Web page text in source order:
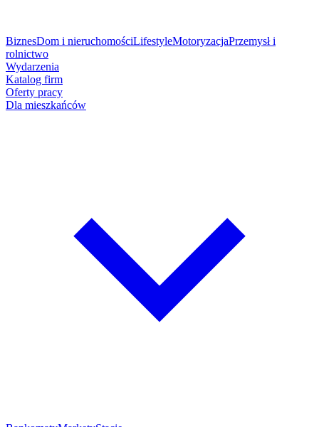
BiznesDom i nieruchomościLifestyleMotoryzacjaPrzemysł i
rolnictwo
Wydarzenia
Katalog firm
Oferty pracy
Dla mieszkańców